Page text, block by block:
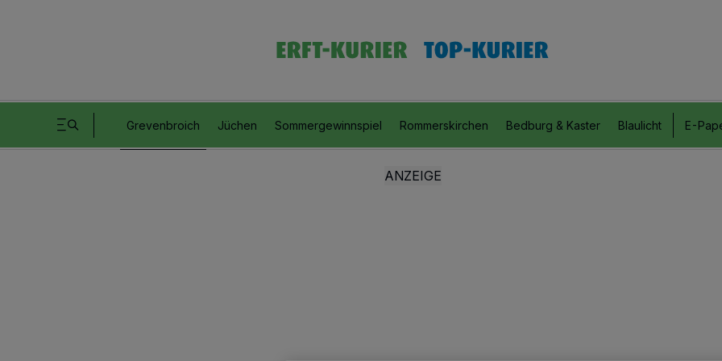
Grevenbroich Jüchen Sommergewinnspiel Rommerskirchen Bedburg & Kaster Blaulicht E-